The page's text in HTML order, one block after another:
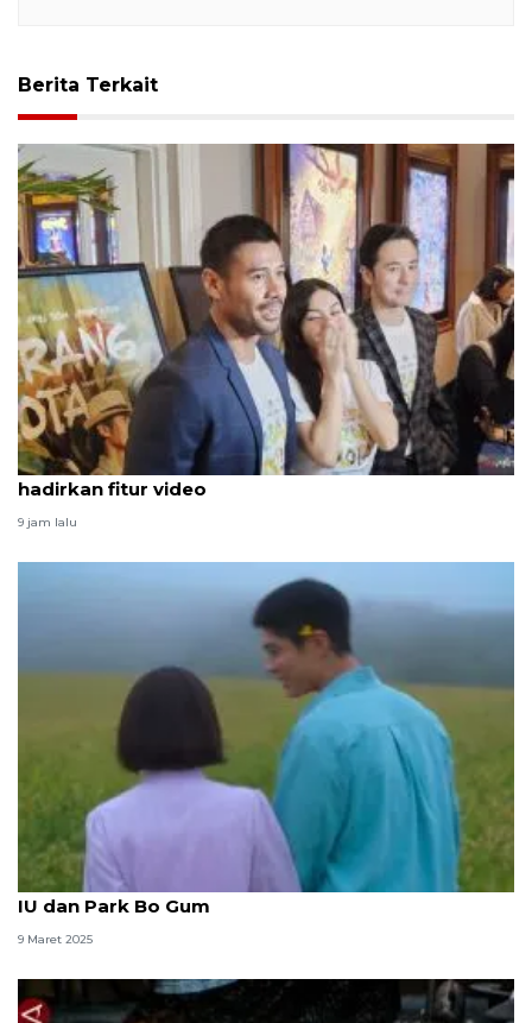
Berita Terkait
Kemarin, warta soal Chicco Jerikho hingga Google
hadirkan fitur video
9 jam lalu
Sinopsis "When Life Gives You Tangerines", drama
IU dan Park Bo Gum
9 Maret 2025